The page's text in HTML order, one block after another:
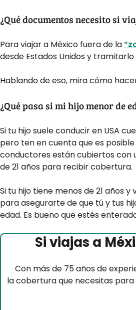
¿Qué documentos necesito si
Para viajar a México fuera de la
desde Estados Unidos y
Hablando de eso, mira cómo
¿Qué pasa si mi hijo menor de
Si tu hijo suele conducir en USA
pero ten en cuenta que es
conductores están cubiertos con
de 21 años para recibir cobertura.
Si tu hijo tiene menos de 21 años
para asegurarte de que tú y tus
edad. Es bueno que estés
Si viajas a
Con más de 75 años de
la cobertura que necesitas